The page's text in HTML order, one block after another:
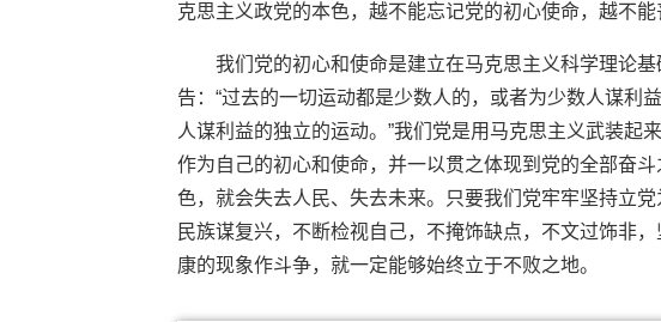
克思主义政党的本色，越不能忘记党的初心使命，越不能
我们党的初心和使命是建立在马克思主义科学理论
告：“过去的一切运动都是少数人的，或者为少数人谋利
人谋利益的独立的运动。”我们党是用马克思主义武装
作为自己的初心和使命，并一以贯之体现到党的全部奋
色，就会失去人民、失去未来。只要我们党牢牢坚持立
民族谋复兴，不断检视自己，不掩饰缺点，不文过饰非
康的现象作斗争，就一定能够始终立于不败之地。